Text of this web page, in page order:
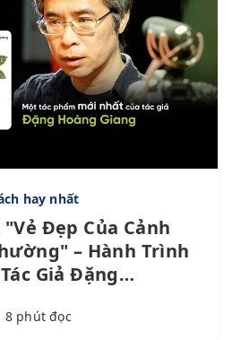
hay nhất
Đẹp Của Cảnh
– Hành Trình
Giả Đặng…
8 phút đọc